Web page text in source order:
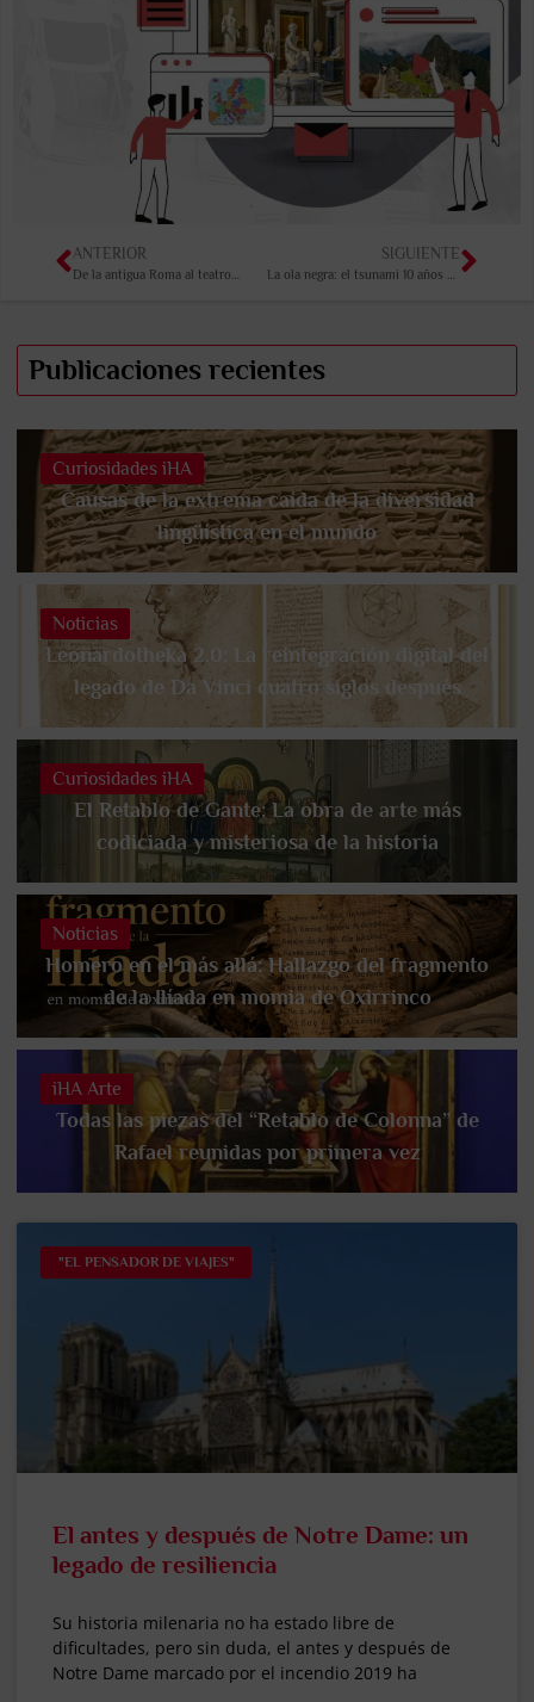
ANTERIOR
De la antigua Roma al teatro…
SIGUIENTE
Publicaciones recientes
Curiosidades iHA
Causas de la extrema caída de la diversidad
lingüística en el mundo
Noticias
Leonardotheka 2.0: La reintegración digital del
legado de Da Vinci cuatro siglos después
Curiosidades iHA
El Retablo de Gante: La obra de arte más
codiciada y misteriosa de la historia
Noticias
Homero en el más allá: Hallazgo del fragmento
de la Ilíada en momia de Oxirrinco
iHA Arte
Todas las piezas del “Retablo de Colonna” de
Rafael reunidas por primera vez
"EL PENSADOR DE VIAJES"
El antes y después de Notre Dame: un
legado de resiliencia
Su historia milenaria no ha estado libre de
dificultades, pero sin duda, el antes y después de
Notre Dame marcado por el incendio 2019 ha